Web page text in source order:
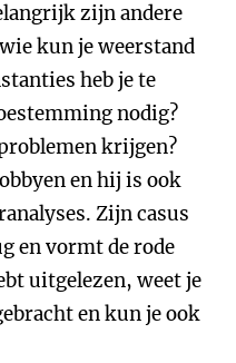
zijn andere
kun je weerstand
heb je te
nodig?
krijgen?
en hij is ook
Zijn casus
en vormt de rode
uitgelezen, weet je
en kun je ook